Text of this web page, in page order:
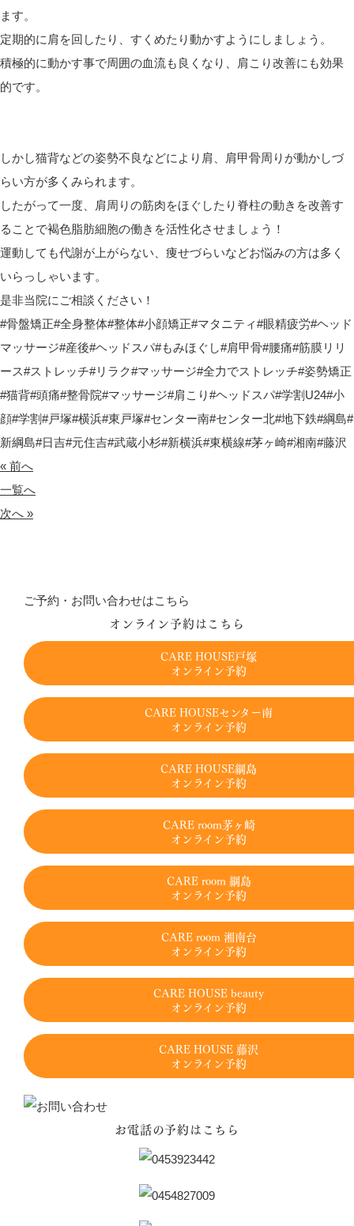
ます。
定期的に肩を回したり、すくめたり動かすようにしましょう。
積極的に動かす事で周囲の血流も良くなり、肩こり改善にも効果
的です。
しかし猫背などの姿勢不良などにより肩、肩甲骨周りが動かしづ
らい方が多くみられます。
したがって一度、肩周りの筋肉をほぐしたり脊柱の動きを改善す
ることで褐色脂肪細胞の働きを活性化させましょう！
運動しても代謝が上がらない、痩せづらいなどお悩みの方は多く
いらっしゃいます。
是非当院にご相談ください！
#骨盤矯正#全身整体#整体#小顔矯正#マタニティ#眼精疲労#ヘッド
マッサージ#産後#ヘッドスパ#もみほぐし#肩甲骨#腰痛#筋膜リリ
ース#ストレッチ#リラク#マッサージ#全力でストレッチ#姿勢矯正
#猫背#頭痛#整骨院#マッサージ#肩こり#ヘッドスパ#学割U24#小
顔#学割#戸塚#横浜#東戸塚#センター南#センター北#地下鉄#綱島#
新綱島#日吉#元住吉#武蔵小杉#新横浜#東横線#茅ヶ崎#湘南#藤沢
« 前へ
一覧へ
次へ »
ご予約・お問い合わせはこちら
オンライン予約はこちら
CARE HOUSE戸塚
オンライン予約
CARE HOUSEセンター南
オンライン予約
CARE HOUSE綱島
オンライン予約
CARE room茅ヶ崎
オンライン予約
CARE room 綱島
オンライン予約
CARE room 湘南台
オンライン予約
CARE HOUSE beauty
オンライン予約
CARE HOUSE 藤沢
オンライン予約
お電話の予約はこちら